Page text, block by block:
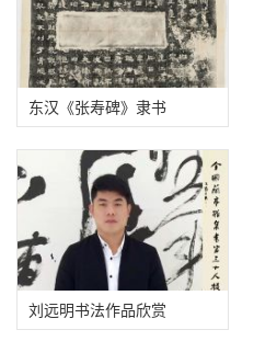
白爽书法作品欣赏（长安易
居主）
东汉《张寿碑》隶书